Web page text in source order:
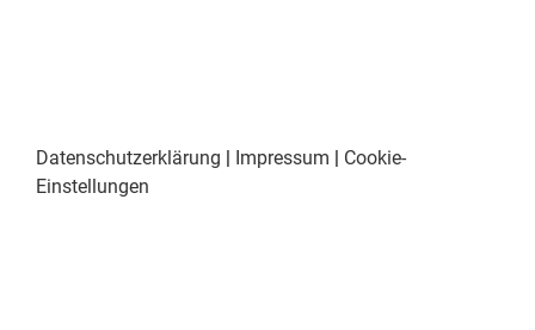
Datenschutzerklärung | Impressum | Cookie-
Einstellungen